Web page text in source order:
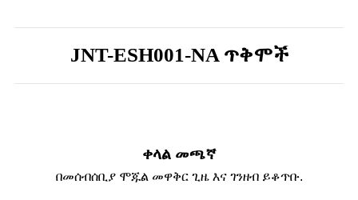
JNT-ESH001-NA ጥቅሞች
ቀላል መጫኛ
በመሰብሰቢያ ሞጁል መዋቅር ጊዜ እና ገንዘብ ይቆጥቡ.